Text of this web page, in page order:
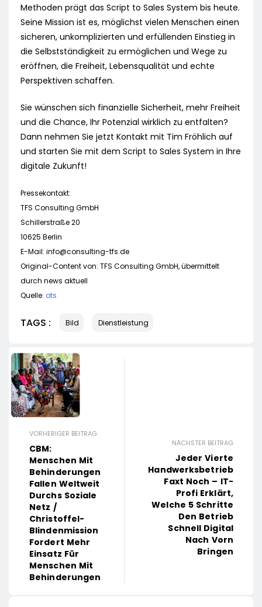
Methoden prägt das Script to Sales System bis heute.
Seine Mission ist es, möglichst vielen Menschen einen
sicheren, unkomplizierten und erfüllenden Einstieg in
die Selbstständigkeit zu ermöglichen und Wege zu
eröffnen, die Freiheit, Lebensqualität und echte
Perspektiven schaffen.
Sie wünschen sich finanzielle Sicherheit, mehr Freiheit
und die Chance, Ihr Potenzial wirklich zu entfalten?
Dann nehmen Sie jetzt Kontakt mit Tim Fröhlich auf
und starten Sie mit dem Script to Sales System in Ihre
digitale Zukunft!
Pressekontakt:
TFS Consulting GmbH
Schillerstraße 20
10625 Berlin
E-Mail: info@consulting-tfs.de
Original-Content von: TFS Consulting GmbH, übermittelt
durch news aktuell
Quelle: ots
TAGS : Bild Dienstleistung
VORHERIGER BEITRAG
CBM:
Menschen Mit
Behinderungen
Fallen Weltweit
Durchs Soziale
Netz /
Christoffel-
Blindenmission
Fordert Mehr
Einsatz Für
Menschen Mit
Behinderungen
NÄCHSTER BEITRAG
Jeder Vierte
Handwerksbetrieb
Faxt Noch – IT-
Profi Erklärt,
Welche 5 Schritte
Den Betrieb
Schnell Digital
Nach Vorn
Bringen